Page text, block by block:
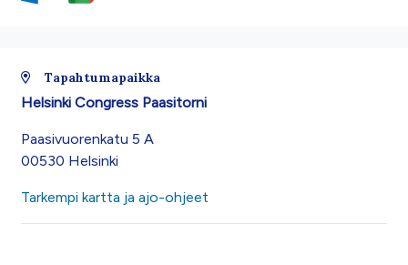
Tapahtumapaikka
Helsinki Congress Paasitorni
Paasivuorenkatu 5 A
00530 Helsinki
Tarkempi kartta ja ajo-ohjeet